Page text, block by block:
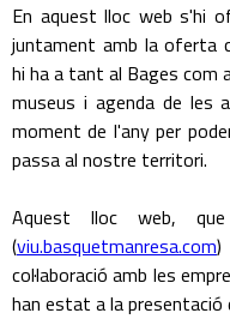
En aquest lloc web s'hi
juntament amb la oferta
hi ha a tant al Bages com
museus i agenda de les
moment de l'any per
passa al nostre territori.
Aquest lloc web,
(viu.basquetmanresa.com)
col·laboració amb les
han estat a la presentació